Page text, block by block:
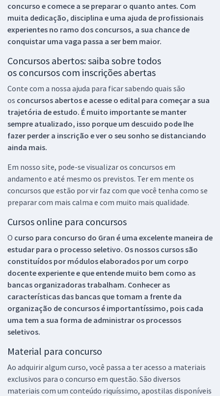
concurso e comece a se preparar o quanto antes. Com
muita dedicação, disciplina e uma ajuda de profissionais
experientes no ramo dos concursos, a sua chance de
conquistar uma vaga passa a ser bem maior.
Concursos abertos: saiba sobre todos
os concursos com inscrições abertas
Conte com a nossa ajuda para ficar sabendo quais são
os concursos abertos e acesse o edital para começar a sua
trajetória de estudo. É muito importante se manter
sempre atualizado, isso porque um descuido pode lhe
fazer perder a inscrição e ver o seu sonho se distanciando
ainda mais.
Em nosso site, pode-se visualizar os concursos em
andamento e até mesmo os previstos. Ter em mente os
concursos que estão por vir faz com que você tenha como se
preparar com mais calma e com muito mais qualidade.
Cursos online para concursos
O curso para concurso do Gran é uma excelente maneira de
estudar para o processo seletivo. Os nossos cursos são
constituídos por módulos elaborados por um corpo
docente experiente e que entende muito bem como as
bancas organizadoras trabalham. Conhecer as
características das bancas que tomam a frente da
organização de concursos é importantíssimo, pois cada
uma tem a sua forma de administrar os processos
seletivos.
Material para concurso
Ao adquirir algum curso, você passa a ter acesso a materiais
exclusivos para o concurso em questão. São diversos
materiais com um conteúdo riquíssimo, apostilas disponíveis